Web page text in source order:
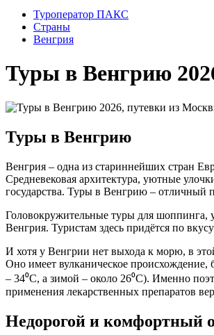
Туроператор ПАКС
Cтраны
Венгрия
Туры в Венгрию
Туры в Венгрию
Венгрия – одна из стариннейших стран
Средневековая архитектура, уютные
государства. Туры в Венгрию – отличный
Головокружительные туры для шоппинга,
Венгрия. Туристам здесь придётся по
И хотя у Венгрии нет выхода к морю, в
Оно имеет вулканическое
– 34⁰C, а зимой – около 26⁰C). Именно
применения лекарственных препаратов
Недорогой и комфортный